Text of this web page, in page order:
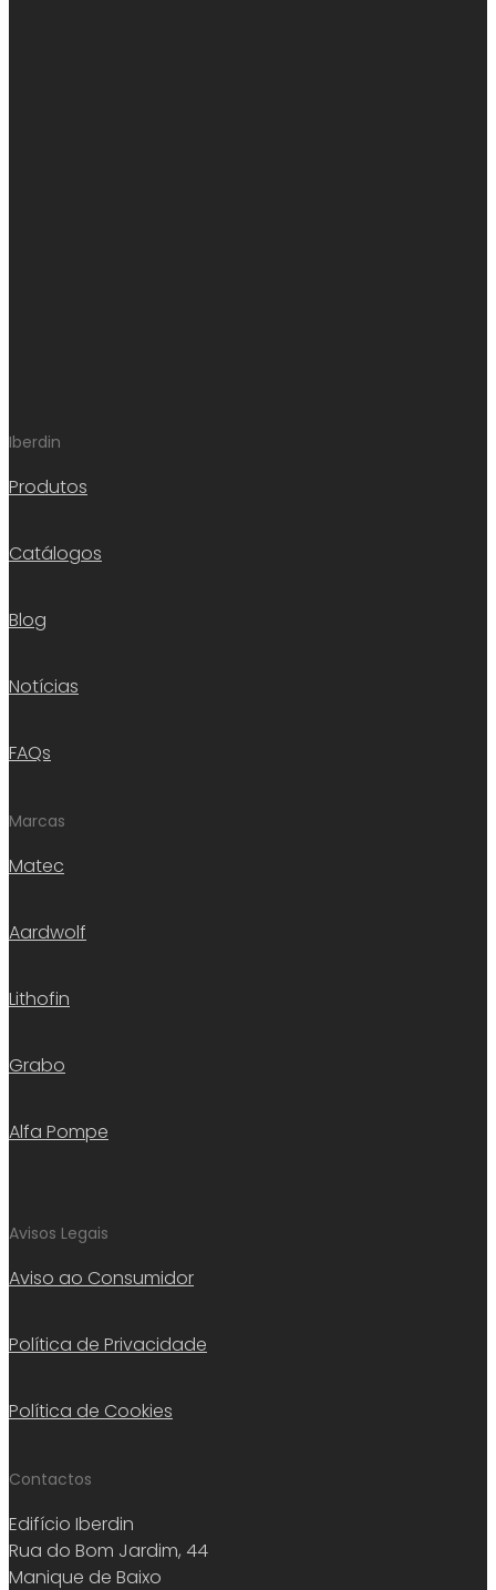
Iberdin
Produtos
Catálogos
Blog
Notícias
FAQs
Marcas
Matec
Aardwolf
Lithofin
Grabo
Alfa Pompe
Avisos Legais
Aviso ao Consumidor
Política de Privacidade
Política de Cookies
Contactos
Edifício Iberdin
Rua do Bom Jardim, 44
Manique de Baixo